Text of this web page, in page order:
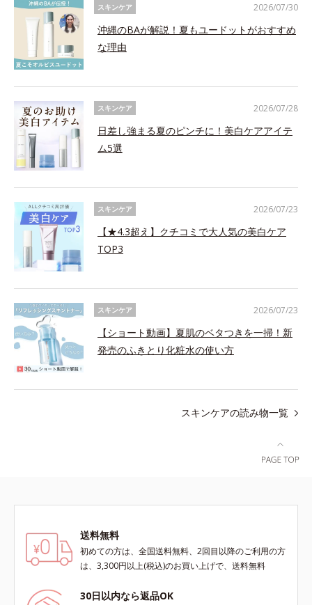
スキンケア
沖縄のBAが解説！夏もユードットがおすすめ
な理由
2026/07/30
スキンケア
日差し強まる夏のピンチに！美白ケアアイテ
ム5選
2026/07/28
スキンケア
【★4.3超え】クチコミで大人気の美白ケア
TOP3
2026/07/23
スキンケア
【ショート動画】夏肌のベタつきを一掃！新
発売のふきとり化粧水の使い方
2026/07/23
スキンケアの読み物一覧
送料無料
初めての方は、全国送料無料、2回目以降のご利用の方
は、3,300円以上(税込)のお買い上げで、送料無料
30日以内なら返品OK